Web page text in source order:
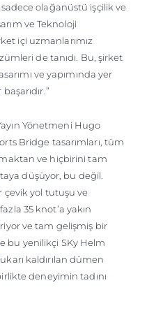
olağanüstü işçilik ve
ve Teknoloji
içi uzmanlarımız
de tanıdı. Bu, şirket
ve yapımında yer
Yönetmeni Hugo
Bridge tasarımları, tüm
ve hiçbirini tam
düşüyor, bu değil.
çevik yol tutuşu ve
35 knot’a yakın
ve tam gelişmiş bir
bu yenilikçi SKy Helm
kaldırılan dümen
deneyimin tadını